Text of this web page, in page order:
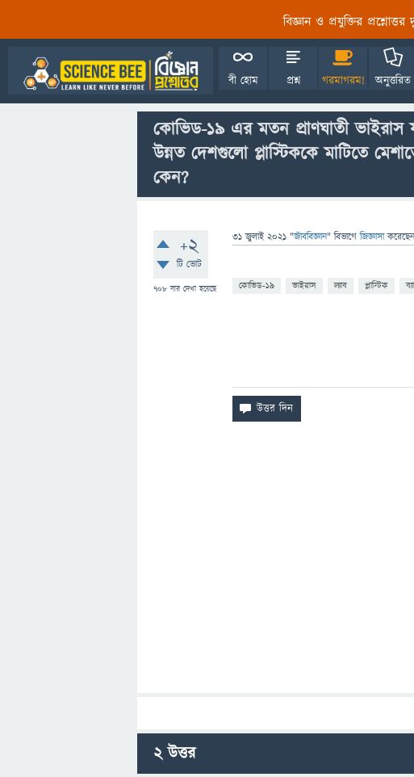
বিজ্ঞান ও প্রযুক্তির
বী হোম প্রশ্ন গরমাগরম! অনুত্তরিত
কোভিড-১৯ এর মতন প্রাণঘাতী ভাইরাস
উন্নত দেশগুলো প্লাস্টিককে মাটিতে
কেন?
+2
টি ভোট
708 বার দেখা হয়েছে
31 জুলাই 2021 "জীববিজ্ঞান" বিভাগে জিজ্ঞাসা
কোভিড-১৯ ভাইরাস ল্যাব প্লাস্টিক
2উত্তর